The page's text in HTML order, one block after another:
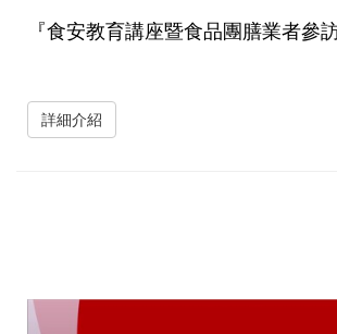
『食安教育講座暨食品團膳業者參訪
詳細介紹